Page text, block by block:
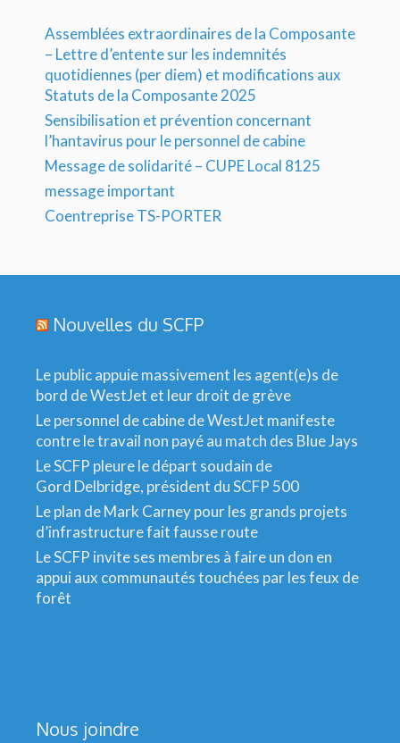
Assemblées extraordinaires de la Composante
– Lettre d’entente sur les indemnités
quotidiennes (per diem) et modifications aux
Statuts de la Composante 2025
Sensibilisation et prévention concernant
l’hantavirus pour le personnel de cabine
Message de solidarité – CUPE Local 8125
message important
Coentreprise TS-PORTER
Nouvelles du SCFP
Le public appuie massivement les agent(e)s de
bord de WestJet et leur droit de grève
Le personnel de cabine de WestJet manifeste
contre le travail non payé au match des Blue Jays
Le SCFP pleure le départ soudain de
Gord Delbridge, président du SCFP 500
Le plan de Mark Carney pour les grands projets
d’infrastructure fait fausse route
Le SCFP invite ses membres à faire un don en
appui aux communautés touchées par les feux de
forêt
Nous joindre